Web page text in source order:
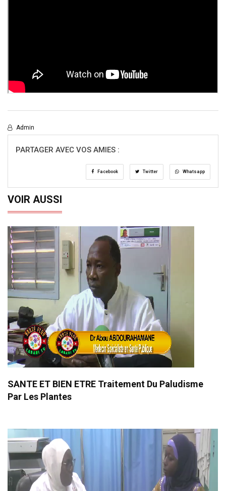
Admin
PARTAGER AVEC VOS AMIES :
Facebook Twitter Whatsapp
VOIR AUSSI
SANTE ET BIEN ETRE Traitement Du Paludisme
Par Les Plantes